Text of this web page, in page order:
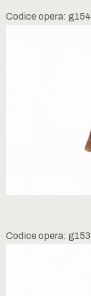
Codice opera: g154
Codice opera: g153